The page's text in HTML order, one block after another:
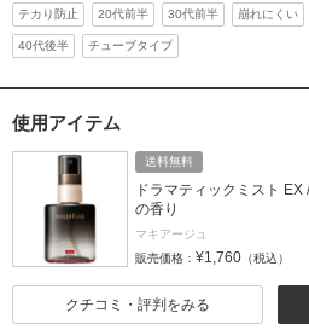
テカり防止 20代前半 30代前半 崩れにくい
40代後半 チューブタイプ
使用アイテム
送料無料
ドラマティックミスト
の香り
マキアージュ
販売価格： ¥1,760 （税込）
クチコミ・評判をみる